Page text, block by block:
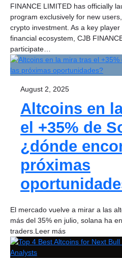
FINANCE LIMITED has officially
program exclusively for new
crypto investment. As a key
financial ecosystem, CJB
participate…
August 2, 2025
Altcoins en
el +35% de
¿dónde
próximas
El mercado vuelve a mirar a las
más del 35% en julio, solana ha
traders.Leer más